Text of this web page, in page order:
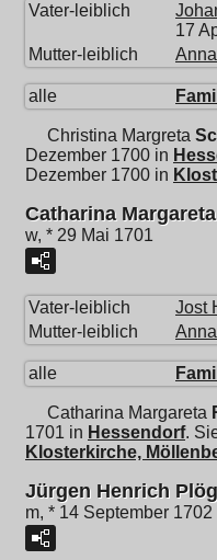
Vater-leiblich
17
Mutter-leiblich
alle
Christina Margreta
Dezember 1700 in
Dezember 1700 in
Catharina
w, * 29 Mai 1701
Vater-leiblich Jost
Mutter-leiblich
alle
Catharina Margareta
1701 in Hessendorf.
Klosterkirche,
Jürgen Henrich
m, * 14 September 1702